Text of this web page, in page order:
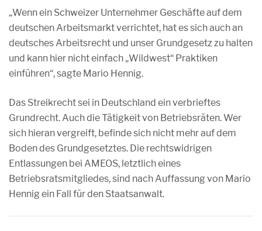
„Wenn ein Schweizer Unternehmer Geschäfte auf dem
deutschen Arbeitsmarkt verrichtet, hat es sich auch an
deutsches Arbeitsrecht und unser Grundgesetz zu halten
und kann hier nicht einfach „Wildwest“ Praktiken
einführen“, sagte Mario Hennig.
Das Streikrecht sei in Deutschland ein verbrieftes
Grundrecht. Auch die Tätigkeit von Betriebsräten. Wer
sich hieran vergreift, befinde sich nicht mehr auf dem
Boden des Grundgesetztes. Die rechtswidrigen
Entlassungen bei AMEOS, letztlich eines
Betriebsratsmitgliedes, sind nach Auffassung von Mario
Hennig ein Fall für den Staatsanwalt.